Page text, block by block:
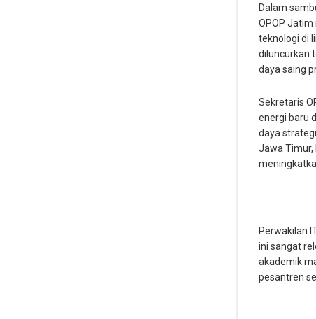
Dalam
OPOP
teknologi di
diluncurkan
daya saing
Sekretaris
energi baru
daya
Jawa Timur,
Perwakilan
ini sangat
akademik
pesantren